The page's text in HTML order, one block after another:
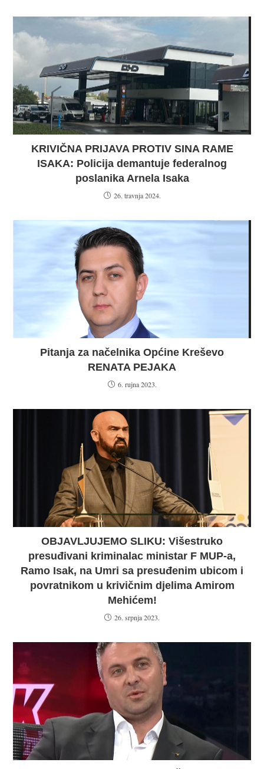
KRIVIČNA PRIJAVA PROTIV SINA RAME
ISAKA: Policija demantuje federalnog
poslanika Arnela Isaka
26. travnja 2024.
Pitanja za načelnika Općine Kreševo
RENATA PEJAKA
6. rujna 2023.
OBJAVLJUJEMO SLIKU: Višestruko
presuđivani kriminalac ministar F MUP-a,
Ramo Isak, na Umri sa presuđenim ubicom i
povratnikom u krivičnim djelima Amirom
Mehićem!
26. srpnja 2023.